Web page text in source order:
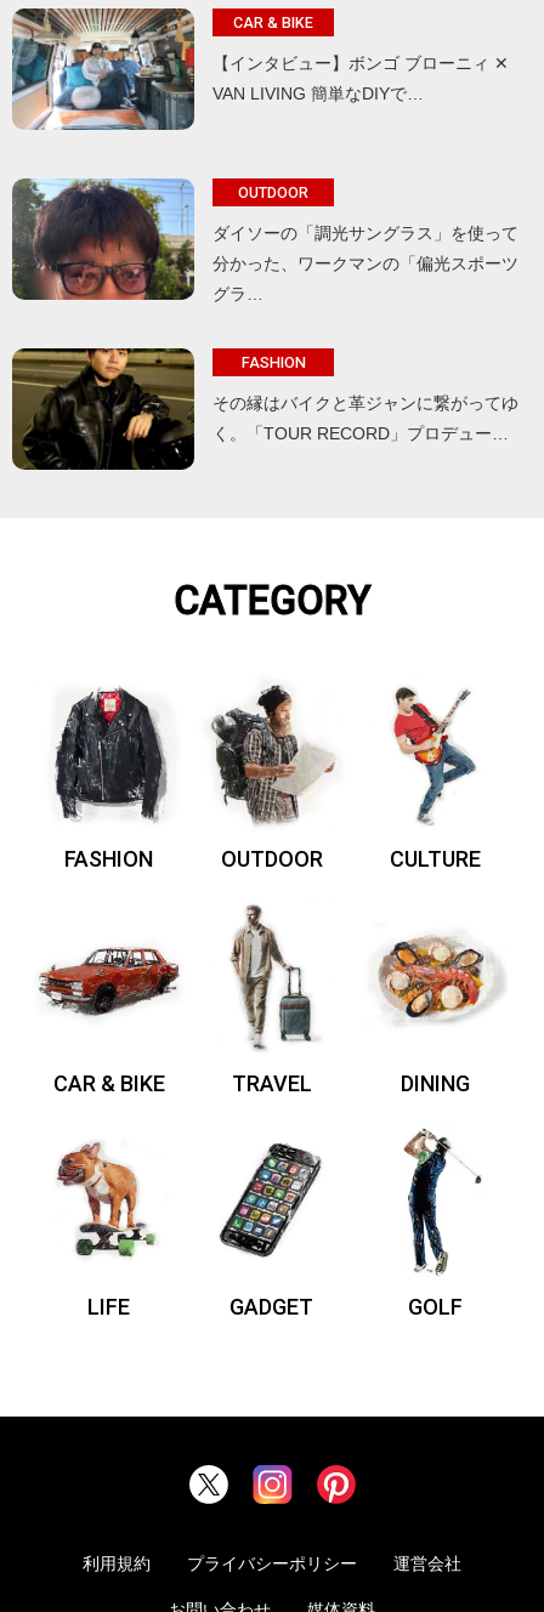
CAR & BIKE
【インタビュー】ボンゴ ブローニィ ✕
VAN LIVING 簡単なDIYで…
OUTDOOR
ダイソーの「調光サングラス」を使って
分かった、ワークマンの「偏光スポーツ
グラ…
FASHION
その縁はバイクと革ジャンに繋がってゆ
く。「TOUR RECORD」プロデュー…
CATEGORY
FASHION OUTDOOR CULTURE
CAR & BIKE TRAVEL DINING
LIFE GADGET GOLF
利用規約 プライバシーポリシー 運営会社